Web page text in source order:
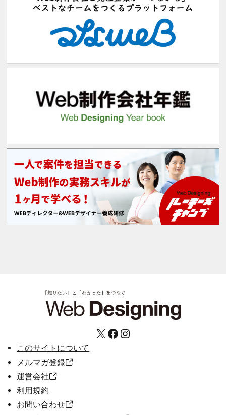
X Facebook Instagram
このサイトについて
メルマガ登録
運営会社
利用規約
お問い合わせ